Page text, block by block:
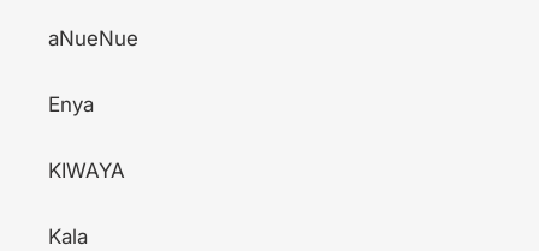
aNueNue
Enya
KIWAYA
Kala